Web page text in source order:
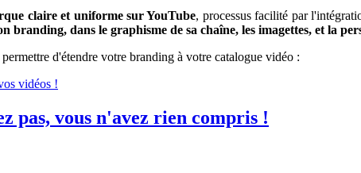
claire et uniforme sur YouTube, processus facilité par
branding, dans le graphisme de sa chaîne, les imagettes, et la
d'étendre votre branding à votre catalogue vidéo :
vidéos !
pas, vous n'avez rien compris !